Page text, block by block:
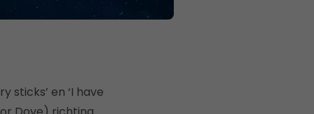
sticks’ en ‘I have